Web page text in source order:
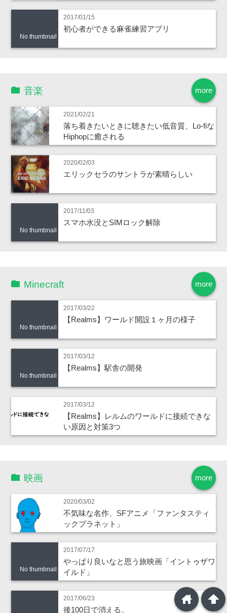
No thumbnail
2017/01/15
初心者ができる麻雀練習アプリ
more
音楽
2021/02/21
落ち着きたいときに聴きたい低音質、Lo-fiな
Hiphopに癒される
2020/02/03
エリックセラのサントラが素晴らしい
No thumbnail
2017/11/03
スマホ水没とSIMロック解除
more
Minecraft
No thumbnail
2017/03/22
【Realms】ワールド開設１ヶ月の様子
No thumbnail
2017/03/12
【Realms】駅舎の開発
2017/03/12
【Realms】レルムのワールドに接続できな
い原因と対策3つ
more
映画
2020/03/02
不気味な名作、SFアニメ「ファンタスティ
ックプラネット」
No thumbnail
2017/07/17
やっぱり良いなと思う旅映画「イントゥザワ
イルド」
2017/06/23
後100日で消える。
arrowup
home